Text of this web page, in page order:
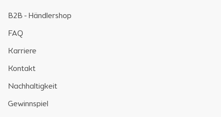
B2B - Händlershop
FAQ
Karriere
Kontakt
Nachhaltigkeit
Gewinnspiel